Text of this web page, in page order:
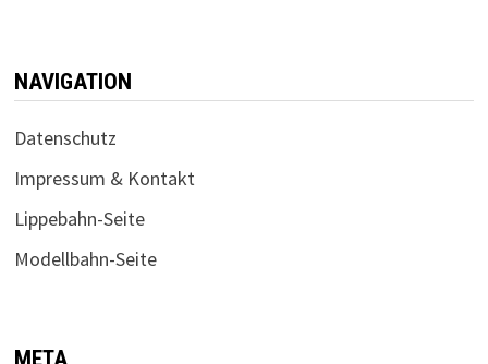
NAVIGATION
Datenschutz
Impressum & Kontakt
Lippebahn-Seite
Modellbahn-Seite
META